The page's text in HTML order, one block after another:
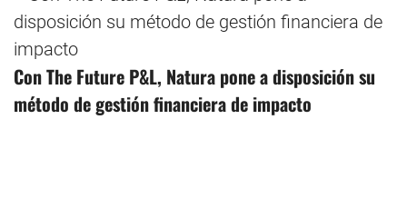
Con The Future P&L, Natura pone a disposición su
método de gestión financiera de impacto